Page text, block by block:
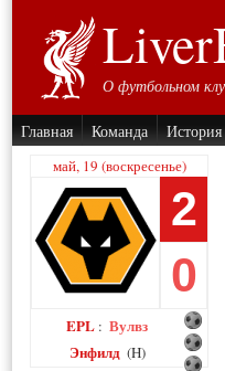
О футбольном
Главная Команда История
май, 19 (воскресенье)
2
0
EPL : Вулвз
Энфилд (H)